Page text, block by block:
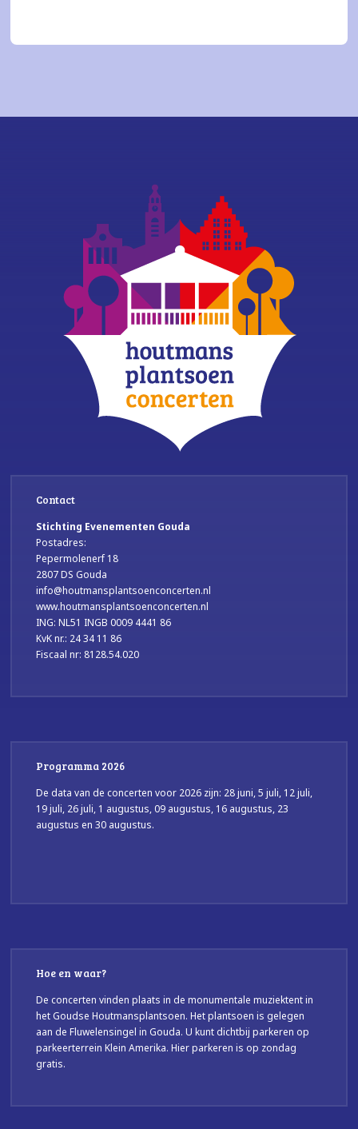
Contact
Stichting Evenementen Gouda
Postadres:
Pepermolenerf 18
2807 DS Gouda
info@houtmansplantsoenconcerten.nl
www.houtmansplantsoenconcerten.nl
ING: NL51 INGB 0009 4441 86
KvK nr.: 24 34 11 86
Fiscaal nr: 8128.54.020
Programma 2026
De data van de concerten voor 2026 zijn: 28 juni, 5 juli, 12 juli,
19 juli, 26 juli, 1 augustus, 09 augustus, 16 augustus, 23
augustus en 30 augustus.
Hoe en waar?
De concerten vinden plaats in de monumentale muziektent in
het Goudse Houtmansplantsoen. Het plantsoen is gelegen
aan de Fluwelensingel in Gouda. U kunt dichtbij parkeren op
parkeerterrein Klein Amerika. Hier parkeren is op zondag
gratis.